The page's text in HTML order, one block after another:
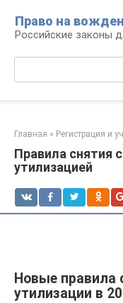
контенту
Право на
Российские законы
Главная » Регистрация и
Правила снятия
утилизацией
Новые правила
утилизации в